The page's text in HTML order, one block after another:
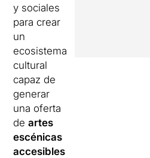
y sociales
para crear
un
ecosistema
cultural
capaz de
generar
una oferta
deartes
escénicas
accesibles